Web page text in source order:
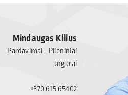
Mindaugas Kilius
Pardavimai - Plieniniai
angarai
+370 615 65402